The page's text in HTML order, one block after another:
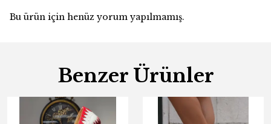
Bu ürün için henüz yorum yapılmamış.
Benzer Ürünler